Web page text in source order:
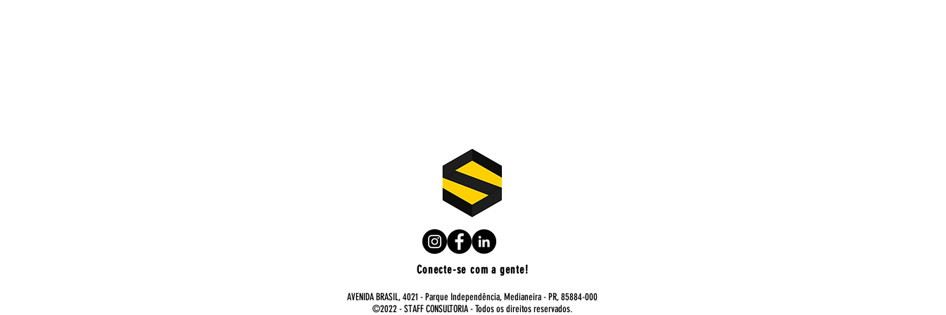
Conecte-se com a gente!
AVENIDA BRASIL, 4021 - Parque Independência, Medianeira - PR, 85884-000
©2022 - STAFF CONSULTORIA - Todos os direitos reservados.